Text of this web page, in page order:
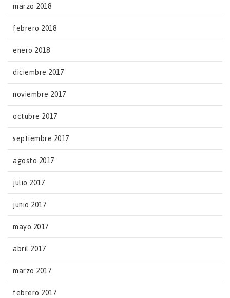
marzo 2018
febrero 2018
enero 2018
diciembre 2017
noviembre 2017
octubre 2017
septiembre 2017
agosto 2017
julio 2017
junio 2017
mayo 2017
abril 2017
marzo 2017
febrero 2017